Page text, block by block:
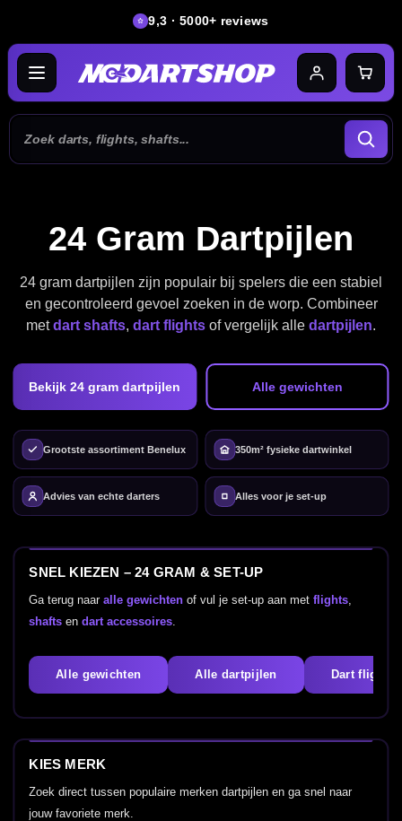
9,3 · 5000+ reviews
24 Gram Dartpijlen
24 gram dartpijlen zijn populair bij spelers die een stabiel
en gecontroleerd gevoel zoeken in de worp. Combineer
metdart shafts, dart flights of vergelijk alle dartpijlen.
Bekijk 24 gram dartpijlen Alle gewichten
Grootste assortiment Benelux 350m² fysieke dartwinkel
Advies van echte darters Alles voor je set-up
SNEL KIEZEN – 24 GRAM & SET-UP
Ga terug naaralle gewichten of vul je set-up aan metflights,
shafts endart accessoires.
Alle gewichten Alle dartpijlen Dart flights
KIES MERK
Zoek direct tussen populaire merken dartpijlen en ga snel naar
jouw favoriete merk.